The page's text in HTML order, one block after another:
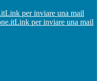
Link per inviare una mail
Link per inviare una mail